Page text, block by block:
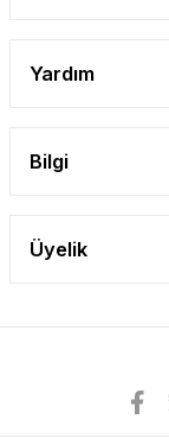
Yardım
Bilgi
Üyelik